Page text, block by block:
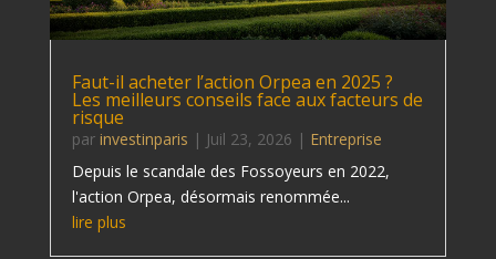
Faut-il acheter l’action Orpea en 2025 ?
Les meilleurs conseils face aux facteurs de
risque
par investinparis | Juil 23, 2026 | Entreprise
Depuis le scandale des Fossoyeurs en 2022,
l'action Orpea, désormais renommée...
lire plus